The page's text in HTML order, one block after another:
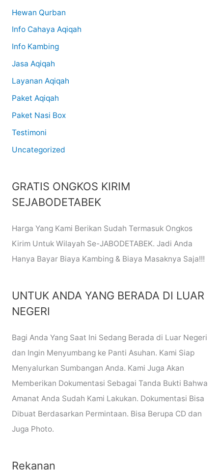
Hewan Qurban
Info Cahaya Aqiqah
Info Kambing
Jasa Aqiqah
Layanan Aqiqah
Paket Aqiqah
Paket Nasi Box
Testimoni
Uncategorized
GRATIS ONGKOS KIRIM
SEJABODETABEK
Harga Yang Kami Berikan Sudah Termasuk Ongkos
Kirim Untuk Wilayah Se-JABODETABEK. Jadi Anda
Hanya Bayar Biaya Kambing & Biaya Masaknya Saja!!!
UNTUK ANDA YANG BERADA DI LUAR
NEGERI
Bagi Anda Yang Saat Ini Sedang Berada di Luar Negeri
dan Ingin Menyumbang ke Panti Asuhan. Kami Siap
Menyalurkan Sumbangan Anda. Kami Juga Akan
Memberikan Dokumentasi Sebagai Tanda Bukti Bahwa
Amanat Anda Sudah Kami Lakukan. Dokumentasi Bisa
Dibuat Berdasarkan Permintaan. Bisa Berupa CD dan
Juga Photo.
Rekanan